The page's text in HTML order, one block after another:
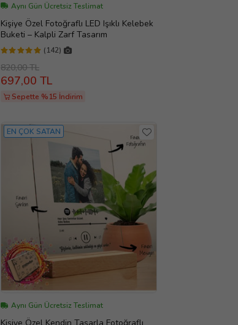
Aynı Gün Ücretsiz Teslimat
Kişiye Özel Fotoğraflı LED Işıklı Kelebek
Buketi – Kalpli Zarf Tasarım
(142)
820,00 TL
697,00 TL
Sepette %15 İndirim
EN ÇOK SATAN
Aynı Gün Ücretsiz Teslimat